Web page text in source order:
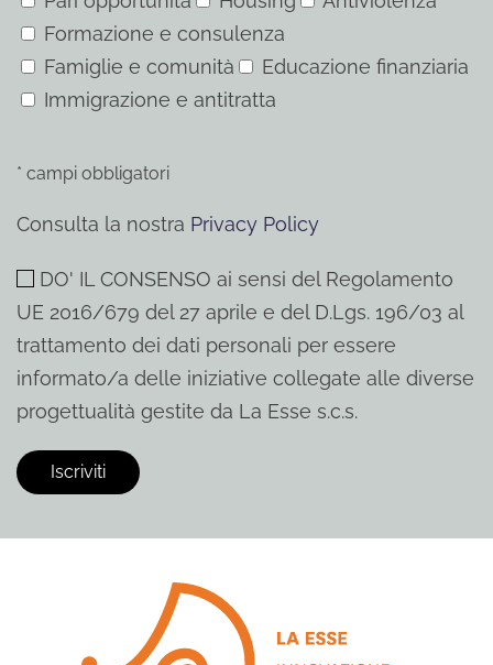
Formazione e consulenza
Famiglie e comunità
Educazione finanziaria
Immigrazione e antitratta
* campi obbligatori
Consulta la nostra Privacy Policy
DO' IL CONSENSO ai sensi del Regolamento
UE 2016/679 del 27 aprile e del D.Lgs. 196/03 al
trattamento dei dati personali per essere
informato/a delle iniziative collegate alle diverse
progettualità gestite da La Esse s.c.s.